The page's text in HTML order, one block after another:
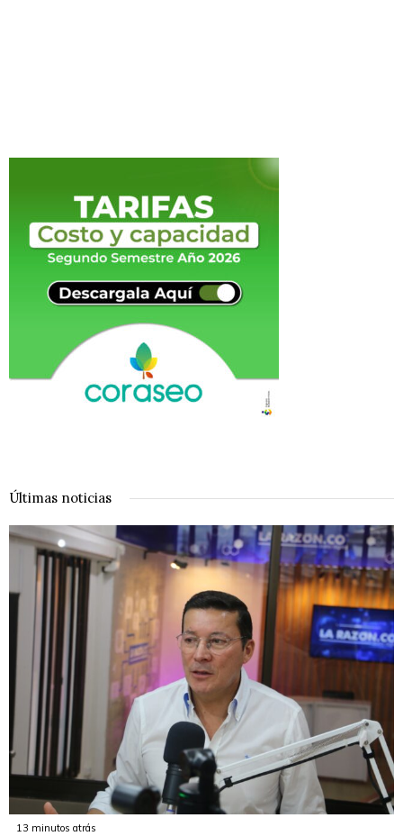
Últimas noticias
13 minutos atrás